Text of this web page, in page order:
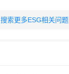
搜索更多ESG相关问题